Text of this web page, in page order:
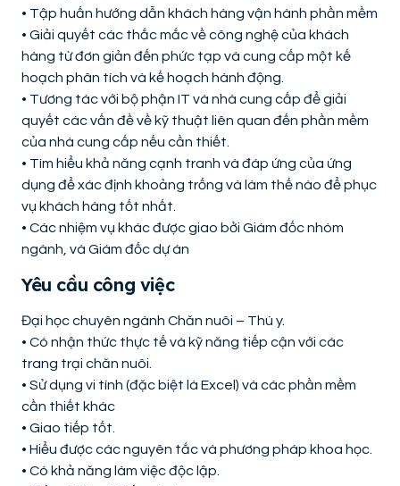
• Tập huấn hướng dẫn khách hàng vận hành phần mềm
• Giải quyết các thắc mắc về công nghệ của khách
hàng từ đơn giản đến phức tạp và cung cấp một kế
hoạch phân tích và kế hoạch hành động.
• Tương tác với bộ phận IT và nhà cung cấp để giải
quyết các vấn đề về kỹ thuật liên quan đến phần mềm
của nhà cung cấp nếu cần thiết.
• Tìm hiểu khả năng cạnh tranh và đáp ứng của ứng
dụng để xác định khoảng trống và làm thế nào để phục
vụ khách hàng tốt nhất.
• Các nhiệm vụ khác được giao bởi Giám đốc nhóm
ngành, và Giám đốc dự án
Yêu cầu công việc
Đại học chuyên ngành Chăn nuôi – Thú y.
• Có nhận thức thực tế và kỹ năng tiếp cận với các
trang trại chăn nuôi.
• Sử dụng vi tính (đặc biệt là Excel) và các phần mềm
cần thiết khác
• Giao tiếp tốt.
• Hiểu được các nguyên tắc và phương pháp khoa học.
• Có khả năng làm việc độc lập.